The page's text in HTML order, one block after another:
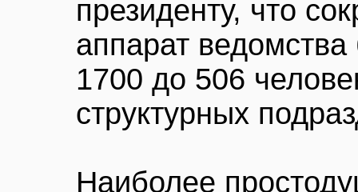
президенту, что
аппарат
1700 до 506
структурных
Наиболее